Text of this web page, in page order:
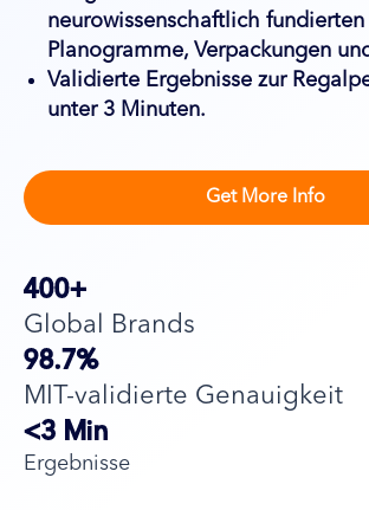
neurowissenschaftlich
Planogramme, Verpackungen
Validierte Ergebnisse zur
unter 3 Minuten.
Get More Info
400+
Global Brands
98.7%
MIT-validierte Genauigkeit
<3 Min
Ergebnisse